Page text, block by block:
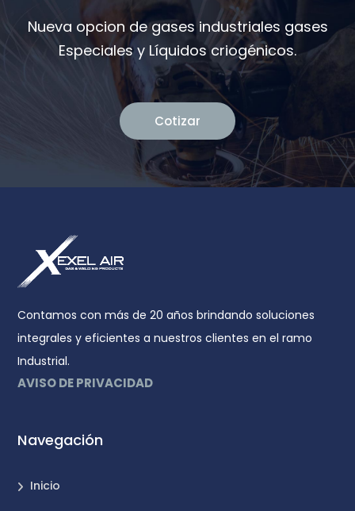
Nueva opcion de gases industriales gases
Especiales y Líquidos criogénicos.
Cotizar
Contamos con más de 20 años brindando soluciones
integrales y eficientes a nuestros clientes en el ramo
Industrial.
AVISO DE PRIVACIDAD
Navegación
Inicio